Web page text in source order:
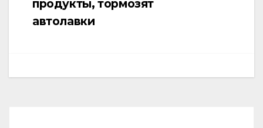
продукты, тормозят
автолавки